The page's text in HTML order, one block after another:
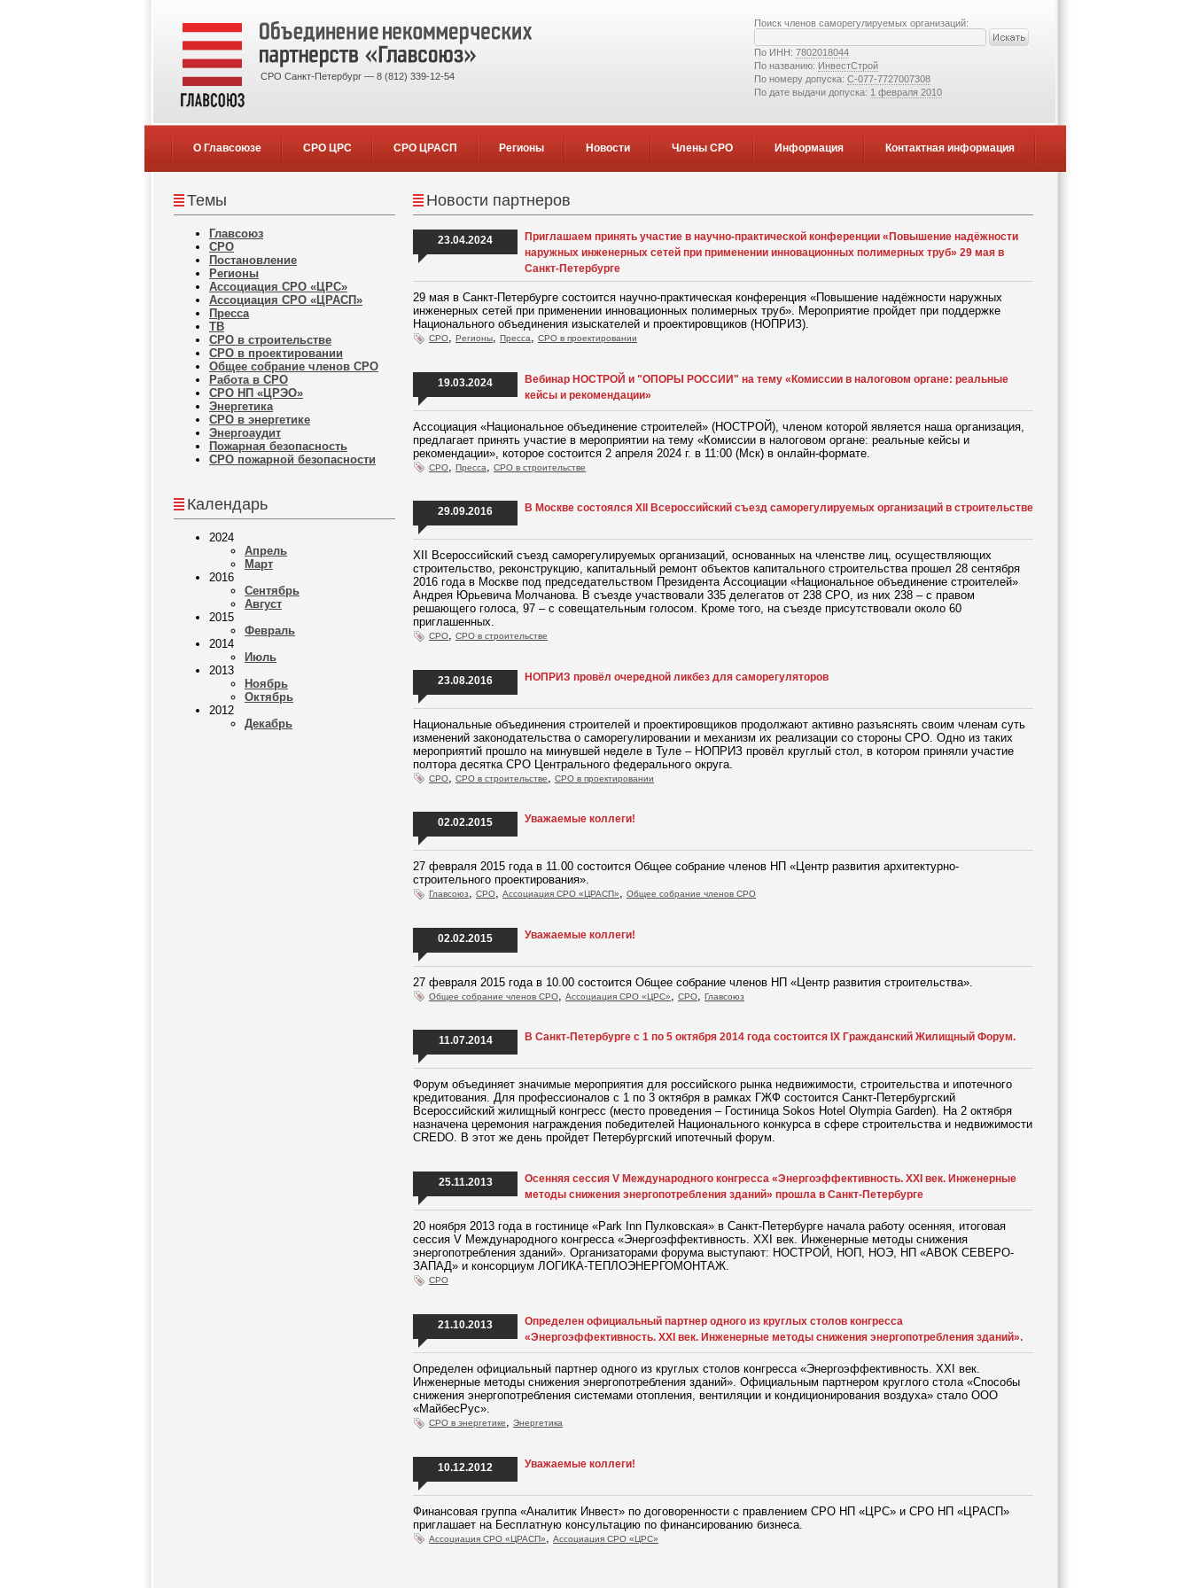
СРО Санкт-Петербург — 8 (812) 339-12-54
Поиск членов саморегулируемых организаций:
По ИНН: 7802018044
По названию: ИнвестСтрой
По номеру допуска: С-077-7727007308
По дате выдачи допуска: 1 февраля 2010
О Главсоюзе СРО ЦРС СРО ЦРАСП Регионы Новости Члены СРО Информация Контактная информация
Темы
Главсоюз
СРО
Постановление
Регионы
Ассоциация СРО «ЦРС»
Ассоциация СРО «ЦРАСП»
Пресса
ТВ
СРО в строительстве
СРО в проектировании
Общее собрание членов СРО
Работа в СРО
СРО НП «ЦРЭО»
Энергетика
СРО в энергетике
Энергоаудит
Пожарная безопасность
СРО пожарной безопасности
Календарь
2024
Апрель
Март
2016
Сентябрь
Август
2015
Февраль
2014
Июль
2013
Ноябрь
Октябрь
2012
Декабрь
Новости партнеров
23.04.2024
Приглашаем принять участие в научно-практической конференции «Повышение надёжности
наружных инженерных сетей при применении инновационных полимерных труб» 29 мая в
Санкт-Петербурге
29 мая в Санкт-Петербурге состоится научно-практическая конференция «Повышение надёжности наружных
инженерных сетей при применении инновационных полимерных труб». Мероприятие пройдет при поддержке
Национального объединения изыскателей и проектировщиков (НОПРИЗ).
СРО, Регионы, Пресса, СРО в проектировании
19.03.2024
Вебинар НОСТРОЙ и "ОПОРЫ РОССИИ" на тему «Комиссии в налоговом органе: реальные
кейсы и рекомендации»
Ассоциация «Национальное объединение строителей» (НОСТРОЙ), членом которой является наша организация,
предлагает принять участие в мероприятии на тему «Комиссии в налоговом органе: реальные кейсы и
рекомендации», которое состоится 2 апреля 2024 г. в 11:00 (Мск) в онлайн-формате.
СРО Пресса СРО в строительстве
29.09.2016 В Москве состоялся XII Всероссийский съезд саморегулируемых организаций в строительстве
XII Всероссийский съезд саморегулируемых организаций, основанных на членстве лиц, осуществляющих
строительство, реконструкцию, капитальный ремонт объектов капитального строительства прошел 28 сентября
2016 года в Москве под председательством Президента Ассоциации «Национальное объединение строителей»
Андрея Юрьевича Молчанова. В съезде участвовали 335 делегатов от 238 СРО, из них 238 – с правом
решающего голоса, 97 – с совещательным голосом. Кроме того, на съезде присутствовали около 60
приглашенных.
СРО, СРО в строительстве
23.08.2016 НОПРИЗ провёл очередной ликбез для саморегуляторов
Национальные объединения строителей и проектировщиков продолжают активно разъяснять своим членам суть
изменений законодательства о саморегулировании и механизм их реализации со стороны СРО. Одно из таких
мероприятий прошло на минувшей неделе в Туле – НОПРИЗ провёл круглый стол, в котором приняли участие
полтора десятка СРО Центрального федерального округа.
СРО СРО в строительстве СРО в проектировании
02.02.2015 Уважаемые коллеги!
27 февраля 2015 года в 11.00 состоится Общее собрание членов НП «Центр развития архитектурно-
строительного проектирования».
Главсоюз, СРО, Ассоциация СРО «ЦРАСП», Общее собрание членов СРО
02.02.2015 Уважаемые коллеги!
27 февраля 2015 года в 10.00 состоится Общее собрание членов НП «Центр развития строительства».
Общее собрание членов СРО Ассоциация СРО «ЦРС» СРО Главсоюз
11.07.2014 В Санкт-Петербурге с 1 по 5 октября 2014 года состоится IX Гражданский Жилищный Форум.
Форум объединяет значимые мероприятия для российского рынка недвижимости, строительства и ипотечного
кредитования. Для профессионалов с 1 по 3 октября в рамках ГЖФ состоится Санкт-Петербургский
Всероссийский жилищный конгресс (место проведения – Гостиница Sokos Hotel Olympia Garden). На 2 октября
назначена церемония награждения победителей Национального конкурса в сфере строительства и недвижимости
CREDO. В этот же день пройдет Петербургский ипотечный форум.
25.11.2013
Осенняя сессия V Международного конгресса «Энергоэффективность. XXI век. Инженерные
методы снижения энергопотребления зданий» прошла в Санкт-Петербурге
20 ноября 2013 года в гостинице «Park Inn Пулковская» в Санкт-Петербурге начала работу осенняя, итоговая
сессия V Международного конгресса «Энергоэффективность. XXI век. Инженерные методы снижения
энергопотребления зданий». Организаторами форума выступают: НОСТРОЙ, НОП, НОЭ, НП «АВОК СЕВЕРО-
ЗАПАД» и консорциум ЛОГИКА-ТЕПЛОЭНЕРГОМОНТАЖ.
СРО
21.10.2013
Определен официальный партнер одного из круглых столов конгресса
«Энергоэффективность. XXI век. Инженерные методы снижения энергопотребления зданий».
Определен официальный партнер одного из круглых столов конгресса «Энергоэффективность. XXI век.
Инженерные методы снижения энергопотребления зданий». Официальным партнером круглого стола «Способы
снижения энергопотребления системами отопления, вентиляции и кондиционирования воздуха» стало ООО
«МайбесРус».
СРО в энергетике Энергетика
10.12.2012 Уважаемые коллеги!
Финансовая группа «Аналитик Инвест» по договоренности с правлением СРО НП «ЦРС» и СРО НП «ЦРАСП»
приглашает на Бесплатную консультацию по финансированию бизнеса.
Ассоциация СРО «ЦРАСП» Ассоциация СРО «ЦРС»